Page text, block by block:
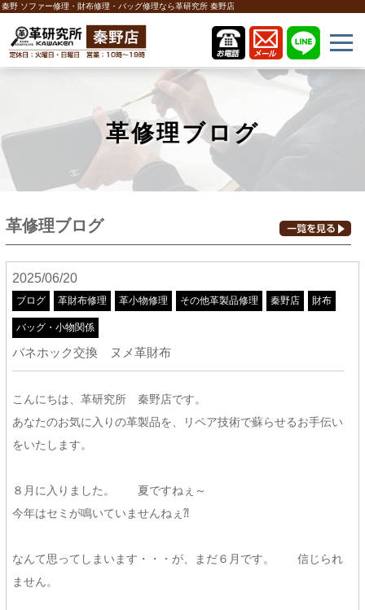
秦野 ソファー修理・財布修理・バッグ修理なら革研究所 秦野店
革修理ブログ
革修理ブログ
2025/06/20
ブログ 革財布修理 革小物修理 その他革製品修理 秦野店 財布
バッグ・小物関係
バネホック交換 ヌメ革財布
こんにちは、革研究所 秦野店です。
あなたのお気に入りの革製品を、リペア技術で蘇らせるお手伝い
をいたします。
８月に入りました。 夏ですねぇ～
今年はセミが鳴いていませんねぇ⁈
なんて思ってしまいます・・・が、まだ６月です。 信じられ
ません。